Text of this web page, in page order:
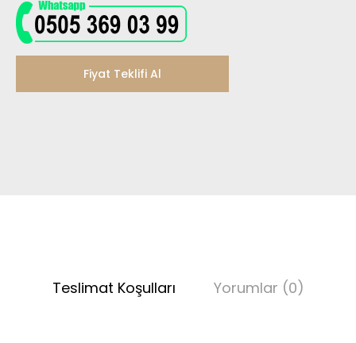
Fiyat Teklifi Al
Teslimat Koşulları Yorumlar (0)